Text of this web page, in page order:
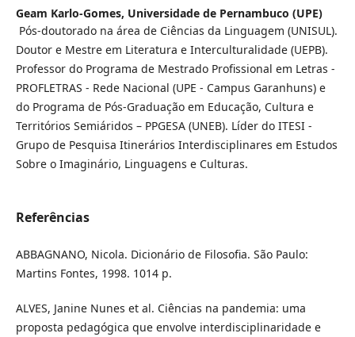
Geam Karlo-Gomes, Universidade de Pernambuco (UPE)
Pós-doutorado na área de Ciências da Linguagem (UNISUL).
Doutor e Mestre em Literatura e Interculturalidade (UEPB).
Professor do Programa de Mestrado Profissional em Letras -
PROFLETRAS - Rede Nacional (UPE - Campus Garanhuns) e
do Programa de Pós-Graduação em Educação, Cultura e
Territórios Semiáridos – PPGESA (UNEB). Líder do ITESI -
Grupo de Pesquisa Itinerários Interdisciplinares em Estudos
Sobre o Imaginário, Linguagens e Culturas.
Referências
ABBAGNANO, Nicola. Dicionário de Filosofia. São Paulo:
Martins Fontes, 1998. 1014 p.
ALVES, Janine Nunes et al. Ciências na pandemia: uma
proposta pedagógica que envolve interdisciplinaridade e